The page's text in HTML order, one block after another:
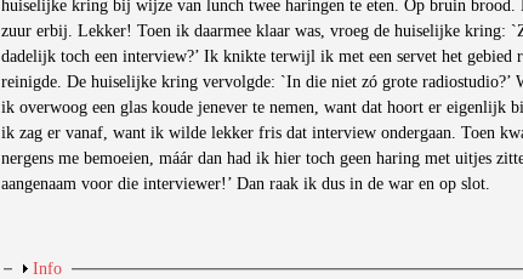
huiselijke kring bij wijze van lunch twee haringen te eten. Op bruin brood.
zuur erbij. Lekker! Toen ik daarmee klaar was, vroeg de huiselijke kring:
dadelijk toch een interview?’ Ik knikte terwijl ik met een servet het gebied
reinigde. De huiselijke kring vervolgde: `In die niet zó grote radiostudio?’
ik overwoog een glas koude jenever te nemen, want dat hoort er eigenlijk
ik zag er vanaf, want ik wilde lekker fris dat interview ondergaan. Toen
nergens me bemoeien, máár dan had ik hier toch geen haring met uitjes
aangenaam voor die interviewer!’ Dan raak ik dus in de war en op slot.
Weergeven
Info